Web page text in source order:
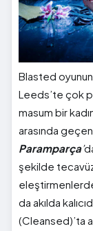
Blasted
Leeds’te çok
masum bir
arasında
Paramparça’
şekilde
da akılda
(Cleansed)’ta